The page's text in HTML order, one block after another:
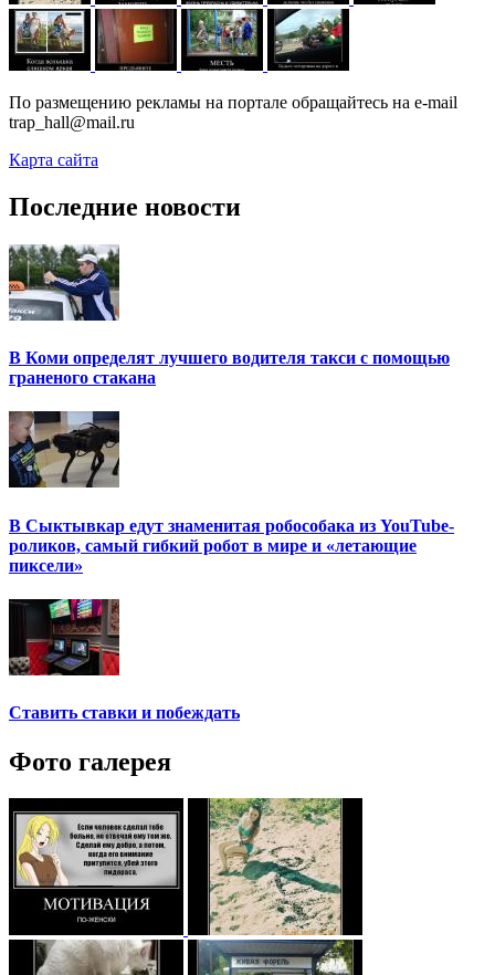
По размещению рекламы на портале обращайтесь на e-mail
trap_hall@mail.ru
Карта сайта
Последние новости
В Коми определят лучшего водителя такси с помощью
граненого стакана
В Сыктывкар едут знаменитая робособака из YouTube-
роликов, самый гибкий робот в мире и «летающие
пиксели»
Ставить ставки и побеждать
Фото галерея